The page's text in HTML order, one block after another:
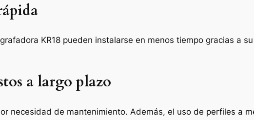
KR18 pueden instalarse en menos tiempo gracias a
a largo plazo
necesidad de mantenimiento. Además, el uso de perfiles a